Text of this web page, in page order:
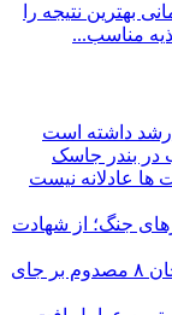
بهترین نتیجه را
مناسب...